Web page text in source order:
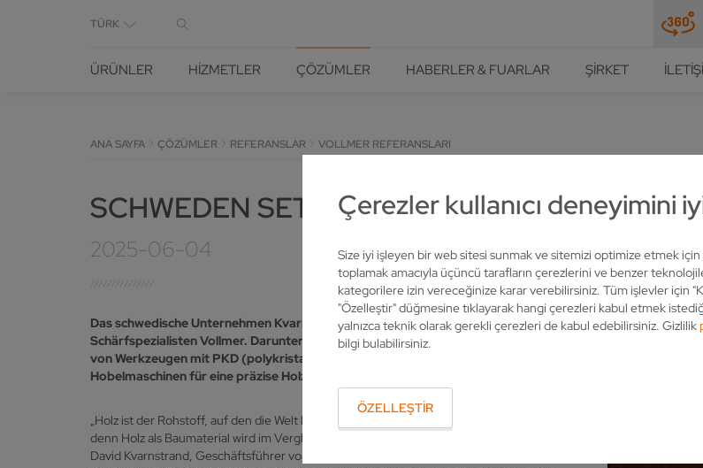
Çerezler kullanıcı deneyimini
Size iyi işleyen bir web sitesi sunmak ve sitemizi optimize etmek
toplamak amacıyla üçüncü tarafların çerezlerini ve benzer
kategorilere izin vereceğinize karar verebilirsiniz. Tüm işlevler için
"Özelleştir" düğmesine tıklayarak hangi çerezleri kabul etmek
yalnızca teknik olarak gerekli çerezleri de kabul edebilirsiniz. Gizlilik
bilgi bulabilirsiniz.
ÖZELLEŞTIR
TÜRK
ÜRÜNLER HIZMETLER ÇÖZÜMLER HABERLER & FUARLAR ŞIRKET
ANA SAYFA ÇÖZÜMLER REFERANSLAR VOLLMER REFERANSLARI
SCHWEDEN SETZEN AUF SCHWÄBISCHE
2025-06-04
Das schwedische Unternehmen Kvarnstrands nutzt für seine Services zur Wartung und Instandhaltung
Schärfspezialisten Vollmer. Darunter mehrere Maschinen aus der CHX Reihe, um hartmetallbestückte
von Werkzeugen mit PKD (polykristalliner Diamant). Zudem handelt Kvarnstrands mit
Hobelmaschinen für eine präzise Holzzerspanung sorgen.
„Holz ist der Rohstoff, auf den die Welt baut – und dies im wahrsten Sinne des Wortes,
denn Holz als Baumaterial wird im Vergleich zu Stahl und Beton immer wichtiger“, sagt
David Kvarnstrand, Geschäftsführer von Kvarnstrands Verktyg AB. „Holz ist ein